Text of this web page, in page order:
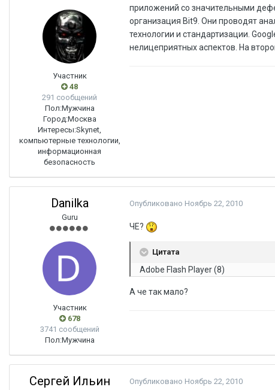
Участник
48
291 сообщений
Пол:Мужчина
Город:Москва
Интересы:Skynet,
компьютерные технологии,
информационная
безопасность
приложений со значительными
организация Bit9. Они проводят
технологии и стандартизации.
нелицеприятных аспектов. На
Danilka
Guru
Участник
678
3741 сообщений
Пол:Мужчина
Опубликовано Ноябрь 22, 2010
ЧЕ?
Цитата
Adobe Flash Player (8)
А че так мало?
Сергей Ильин Опубликовано Ноябрь 22, 2010